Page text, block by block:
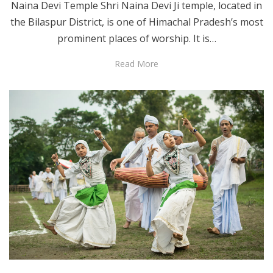
Naina Devi Temple Shri Naina Devi Ji temple, located in
the Bilaspur District, is one of Himachal Pradesh’s most
prominent places of worship. It is…
Read More